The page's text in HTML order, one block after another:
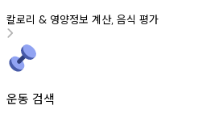
칼로리 & 영양정보 계산, 음식 평가
운동 검색